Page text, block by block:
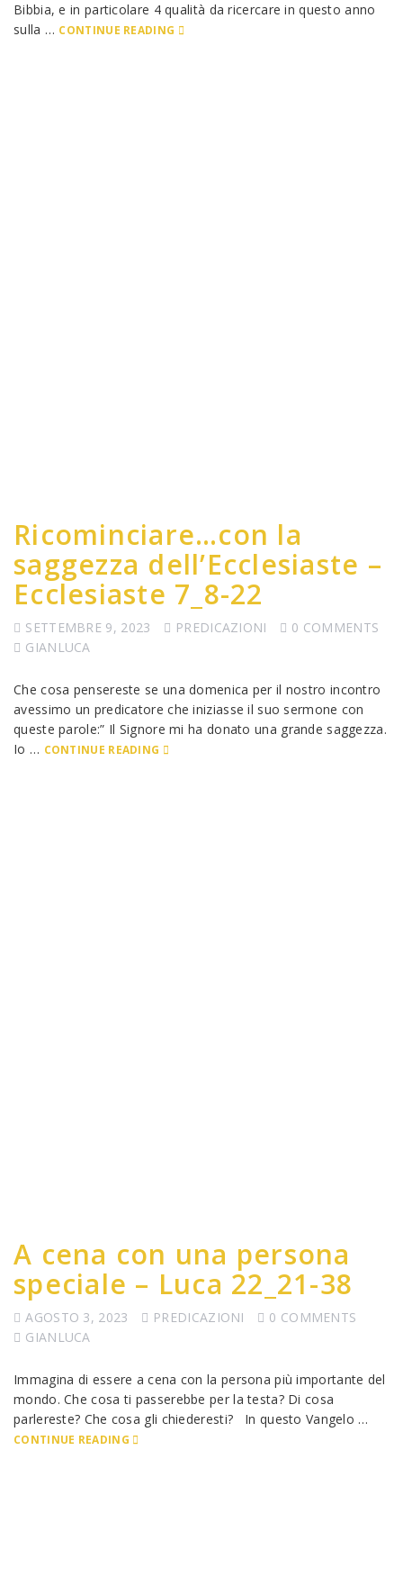
Bibbia, e in particolare 4 qualità da ricercare in questo anno
sulla … CONTINUE READING
Ricominciare…con la
saggezza dell’Ecclesiaste –
Ecclesiaste 7_8-22
SETTEMBRE 9, 2023 PREDICAZIONI
0 COMMENTS
GIANLUCA
Che cosa pensereste se una domenica per il nostro incontro
avessimo un predicatore che iniziasse il suo sermone con
queste parole:” Il Signore mi ha donato una grande saggezza.
Io … CONTINUE READING
A cena con una persona
speciale – Luca 22_21-38
AGOSTO 3, 2023 PREDICAZIONI
0 COMMENTS
GIANLUCA
Immagina di essere a cena con la persona più importante del
mondo. Che cosa ti passerebbe per la testa? Di cosa
parlereste? Che cosa gli chiederesti? In questo Vangelo …
CONTINUE READING